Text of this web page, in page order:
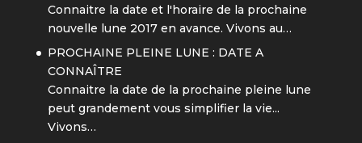
Connaitre la date et l'horaire de la prochaine
nouvelle lune 2017 en avance. Vivons au…
PROCHAINE PLEINE LUNE : DATE A
CONNAÎTRE
Connaitre la date de la prochaine pleine lune
peut grandement vous simplifier la vie...
Vivons…